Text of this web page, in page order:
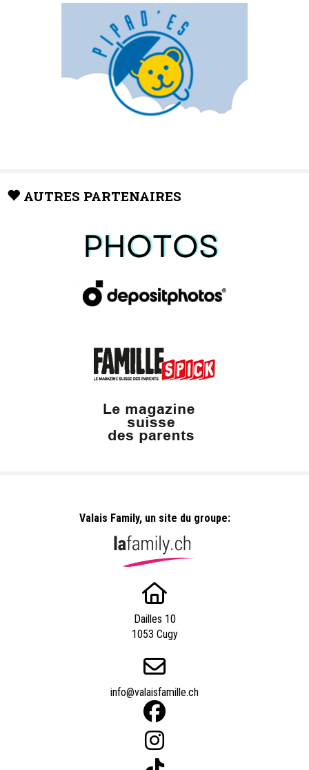
AUTRES PARTENAIRES
Valais Family, un site du groupe:
Dailles 10
1053 Cugy
info@valaisfamille.ch